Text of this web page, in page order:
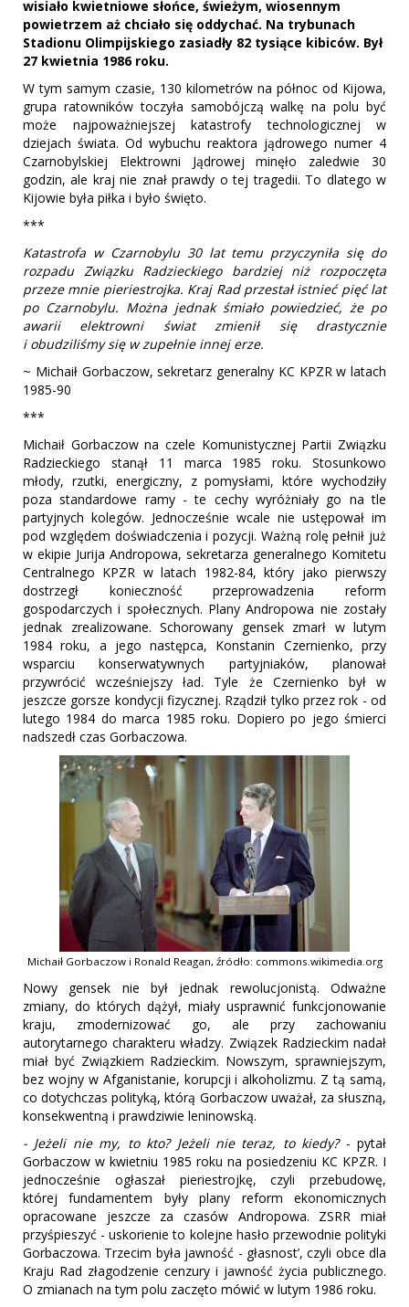
wisiało kwietniowe słońce, świeżym, wiosennym
powietrzem aż chciało się oddychać. Na trybunach
Stadionu Olimpijskiego zasiadły 82 tysiące kibiców. Był
27 kwietnia 1986 roku.
W tym samym czasie, 130 kilometrów na północ od Kijowa,
grupa ratowników toczyła samobójczą walkę na polu być
może najpoważniejszej katastrofy technologicznej w
dziejach świata. Od wybuchu reaktora jądrowego numer 4
Czarnobylskiej Elektrowni Jądrowej minęło zaledwie 30
godzin, ale kraj nie znał prawdy o tej tragedii. To dlatego w
Kijowie była piłka i było święto.
***
Katastrofa w Czarnobylu 30 lat temu przyczyniła się do
rozpadu Związku Radzieckiego bardziej niż rozpoczęta
przeze mnie pieriestrojka. Kraj Rad przestał istnieć pięć lat
po Czarnobylu. Można jednak śmiało powiedzieć, że po
awarii elektrowni świat zmienił się drastycznie
i obudziliśmy się w zupełnie innej erze.
~ Michaił Gorbaczow, sekretarz generalny KC KPZR w latach
1985-90
***
Michaił Gorbaczow na czele Komunistycznej Partii Związku
Radzieckiego stanął 11 marca 1985 roku. Stosunkowo
młody, rzutki, energiczny, z pomysłami, które wychodziły
poza standardowe ramy - te cechy wyróżniały go na tle
partyjnych kolegów. Jednocześnie wcale nie ustępował im
pod względem doświadczenia i pozycji. Ważną rolę pełnił już
w ekipie Jurija Andropowa, sekretarza generalnego Komitetu
Centralnego KPZR w latach 1982-84, który jako pierwszy
dostrzegł konieczność przeprowadzenia reform
gospodarczych i społecznych. Plany Andropowa nie zostały
jednak zrealizowane. Schorowany gensek zmarł w lutym
1984 roku, a jego następca, Konstanin Czernienko, przy
wsparciu konserwatywnych partyjniaków, planował
przywrócić wcześniejszy ład. Tyle że Czernienko był w
jeszcze gorsze kondycji fizycznej. Rządził tylko przez rok - od
lutego 1984 do marca 1985 roku. Dopiero po jego śmierci
nadszedł czas Gorbaczowa.
Michaił Gorbaczow i Ronald Reagan, źródło: commons.wikimedia.org
Nowy gensek nie był jednak rewolucjonistą. Odważne
zmiany, do których dążył, miały usprawnić funkcjonowanie
kraju, zmodernizować go, ale przy zachowaniu
autorytarnego charakteru władzy. Związek Radzieckim nadał
miał być Związkiem Radzieckim. Nowszym, sprawniejszym,
bez wojny w Afganistanie, korupcji i alkoholizmu. Z tą samą,
co dotychczas polityką, którą Gorbaczow uważał, za słuszną,
konsekwentną i prawdziwie leninowską.
- Jeżeli nie my, to kto? Jeżeli nie teraz, to kiedy?- pytał
Gorbaczow w kwietniu 1985 roku na posiedzeniu KC KPZR. I
jednocześnie ogłaszał pieriestrojkę, czyli przebudowę,
której fundamentem były plany reform ekonomicznych
opracowane jeszcze za czasów Andropowa. ZSRR miał
przyśpieszyć - uskorienie to kolejne hasło przewodnie polityki
Gorbaczowa. Trzecim była jawność - głasnost’, czyli obce dla
Kraju Rad złagodzenie cenzury i jawność życia publicznego.
O zmianach na tym polu zaczęto mówić w lutym 1986 roku.